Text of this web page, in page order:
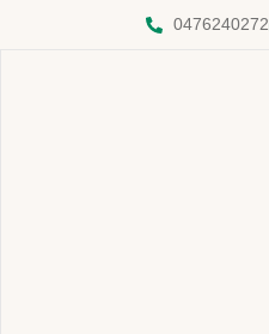
0476240272